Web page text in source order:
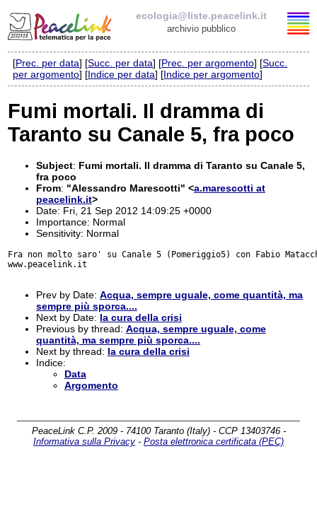
ecologia@liste.peacelink.it
archivio pubblico
Elenco delle liste
Iscrizione / Cancellazione
Policy delle liste di PeaceLink
Informativa sulla privacy
Richieste di rimozione
[Prec. per data] [Succ. per data] [Prec. per argomento] [Succ.
per argomento] [Indice per data] [Indice per argomento]
Fumi mortali. Il dramma di
Taranto su Canale 5, fra poco
Subject: Fumi mortali. Il dramma di Taranto su Canale 5,
fra poco
From: "Alessandro Marescotti" <a.marescotti at
peacelink.it>
Date: Fri, 21 Sep 2012 14:09:25 +0000
Importance: Normal
Sensitivity: Normal
Fra non molto saro' su Canale 5 (Pomeriggio5) con Fabio
www.peacelink.it
Prev by Date: Acqua, sempre uguale, come quantità, ma
sempre più sporca....
Next by Date: la cura della crisi
Previous by thread: Acqua, sempre uguale, come
quantità, ma sempre più sporca....
Next by thread: la cura della crisi
Indice:
Data
Argomento
PeaceLink C.P. 2009 - 74100 Taranto (Italy) - CCP 13403746 -
Informativa sulla Privacy - Posta elettronica certificata (PEC)